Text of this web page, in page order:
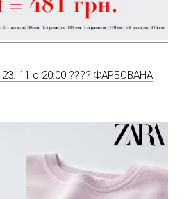
23. 11 о 20:00 ???? ФАРБОВАНА